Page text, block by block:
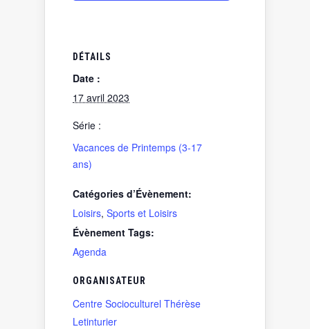
DÉTAILS
Date :
17 avril 2023
Série :
Vacances de Printemps (3-17
ans)
Catégories d’Évènement:
Loisirs, Sports et Loisirs
Évènement Tags:
Agenda
ORGANISATEUR
Centre Socioculturel Thérèse
Letinturier